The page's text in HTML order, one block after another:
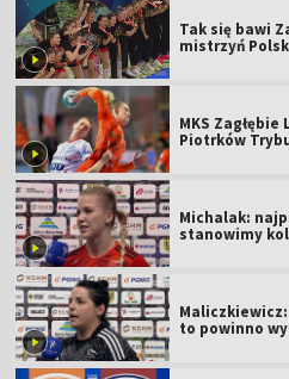
Tak się bawi
mistrzyń
MKS
Piotrków
Michalak:
stanowimy
to powinno